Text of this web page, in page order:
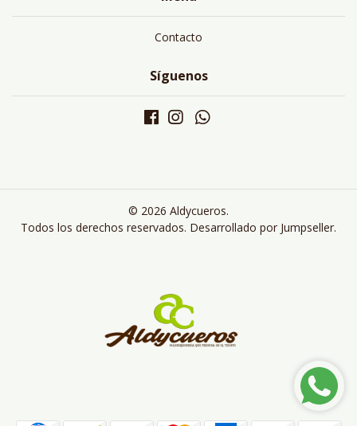
Contacto
Síguenos
© 2026 Aldycueros.
Todos los derechos reservados. Desarrollado por Jumpseller.